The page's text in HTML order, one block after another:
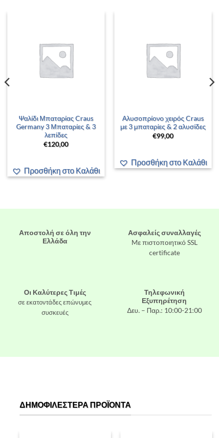
Ψαλίδι Μπαταρίας Craus
Germany 3 Μπαταρίες & 3
λεπίδες
€120,00
Προσθήκη στο Καλάθι
Αλυσοπρίονο χειρός Craus
με 3 μπαταρίες & 2 αλυσίδες
€99,00
Προσθήκη στο Καλάθι
Αποστολή σε όλη την
Ελλάδα
Ασφαλείς συναλλαγές
Mε πιστοποιητικό SSL
certificate
Οι Καλύτερες Τιμές
σε εκατοντάδες επώνυμες
συσκευές
Τηλεφωνική
Εξυπηρέτηση
Δευ. – Παρ.: 10:00-21:00
ΔΗΜΟΦΙΛΈΣΤΕΡΑ ΠΡΟΪΌΝΤΑ